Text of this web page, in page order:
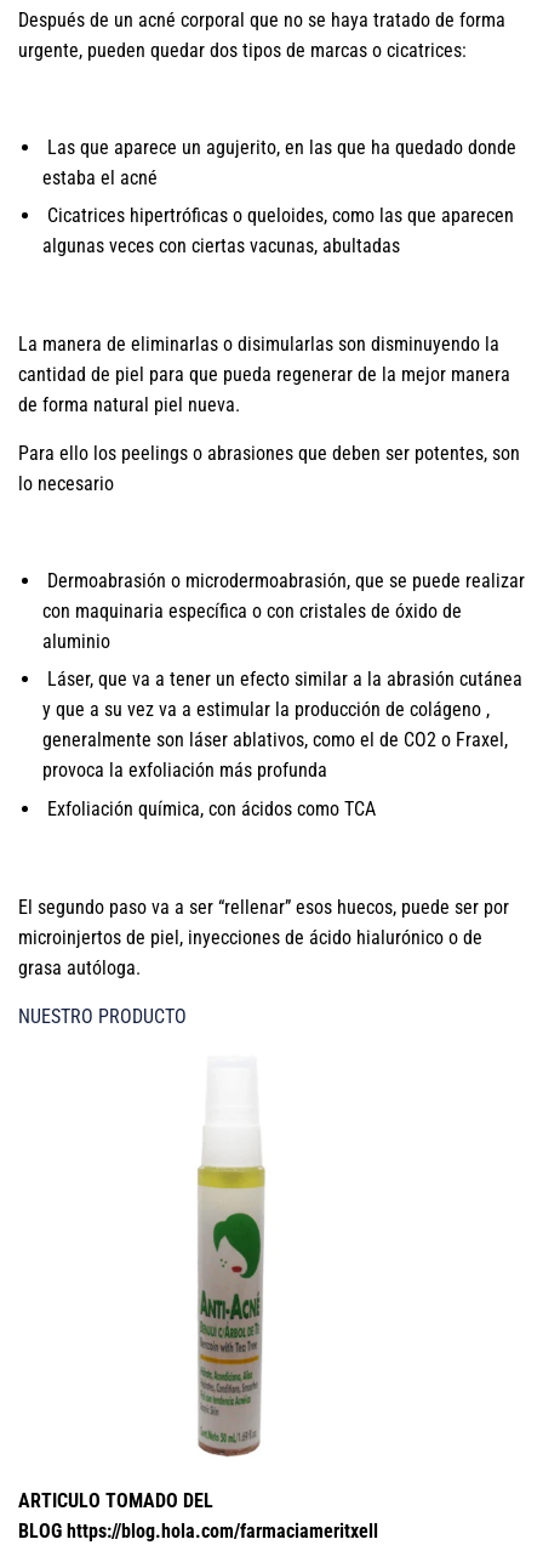
Después de un acné corporal que no se haya tratado de forma
urgente, pueden quedar dos tipos de marcas o cicatrices:
Las que aparece un agujerito, en las que ha quedado donde
estaba el acné
Cicatrices hipertróficas o queloides, como las que aparecen
algunas veces con ciertas vacunas, abultadas
La manera de eliminarlas o disimularlas son disminuyendo la
cantidad de piel para que pueda regenerar de la mejor manera
de forma natural piel nueva.
Para ello los peelings o abrasiones que deben ser potentes, son
lo necesario
Dermoabrasión o microdermoabrasión, que se puede realizar
con maquinaria específica o con cristales de óxido de
aluminio
Láser, que va a tener un efecto similar a la abrasión cutánea
y que a su vez va a estimular la producción de colágeno ,
generalmente son láser ablativos, como el de CO2 o Fraxel,
provoca la exfoliación más profunda
Exfoliación química, con ácidos como TCA
El segundo paso va a ser “rellenar” esos huecos, puede ser por
microinjertos de piel, inyecciones de ácido hialurónico o de
grasa autóloga.
NUESTRO PRODUCTO
ARTICULO TOMADO DEL
BLOG https://blog.hola.com/farmaciameritxell